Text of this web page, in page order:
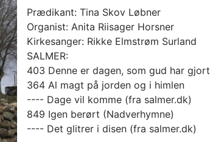
Prædikant: Tina Skov Løbner
Organist: Anita Riisager Horsner
Kirkesanger: Rikke Elmstrøm Surland
SALMER:
403 Denne er dagen, som gud har gjort
364 Al magt på jorden og i himlen
---- Dage vil komme (fra salmer.dk)
849 Igen berørt (Nadverhymne)
---- Det glitrer i disen (fra salmer.dk)